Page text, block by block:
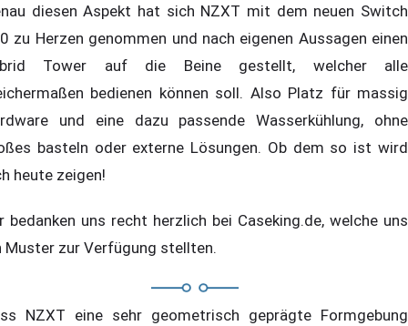
diesen Aspekt hat sich NZXT mit dem neuen Switch
zu Herzen genommen und nach eigenen Aussagen einen
Tower auf die Beine gestellt, welcher alle
bedienen können soll. Also Platz für massig
und eine dazu passende Wasserkühlung, ohne
basteln oder externe Lösungen. Ob dem so ist wird
heute zeigen!
bedanken uns recht herzlich bei Caseking.de, welche uns
Muster zur Verfügung stellten.
NZXT eine sehr geometrisch geprägte Formgebung